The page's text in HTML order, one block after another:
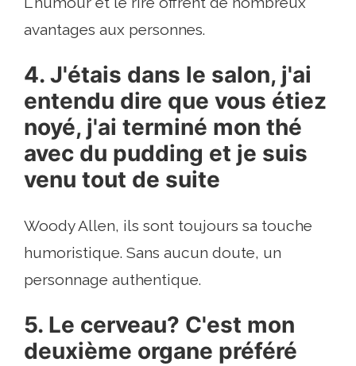
avantages aux personnes.
4. J'étais dans le salon, j'ai
entendu dire que vous étiez
noyé, j'ai terminé mon thé
avec du pudding et je suis
venu tout de suite
Woody Allen, ils sont toujours sa touche
humoristique. Sans aucun doute, un
personnage authentique.
5. Le cerveau? C'est mon
deuxième organe préféré